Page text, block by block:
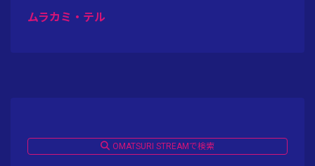
ムラカミ・テル
OMATSURI STREAMで検索